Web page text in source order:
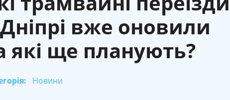
вже оновили
які ще планують?
Новини